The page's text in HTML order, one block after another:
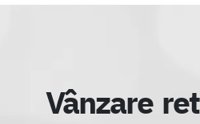
Vânzare